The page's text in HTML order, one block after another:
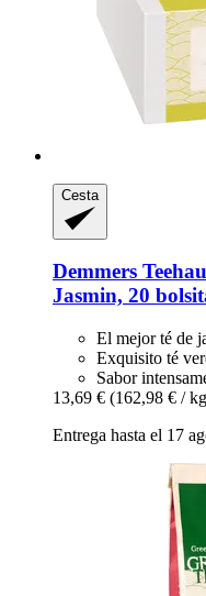
Cesta
Demmers
Jasmin, 20
El mejor té de
Exquisito té
Sabor
13,69 € (162,98 € /
Entrega hasta el 17